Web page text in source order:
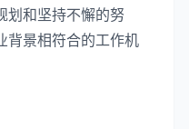
划和坚持不懈的努
背景相符合的工作机